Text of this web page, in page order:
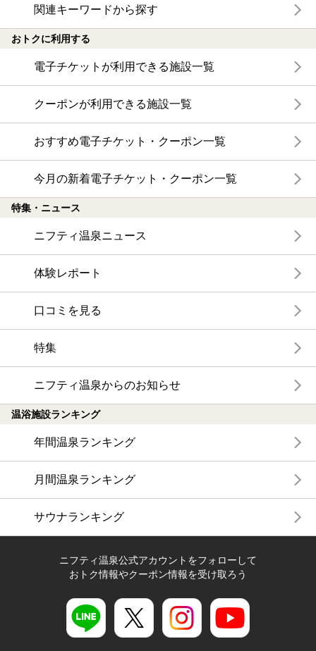
関連キーワードから探す
おトクに利用する
電子チケットが利用できる施設一覧
クーポンが利用できる施設一覧
おすすめ電子チケット・クーポン一覧
今月の新着電子チケット・クーポン一覧
特集・ニュース
ニフティ温泉ニュース
体験レポート
口コミを見る
特集
ニフティ温泉からのお知らせ
温浴施設ランキング
年間温泉ランキング
月間温泉ランキング
サウナランキング
ニフティ温泉公式アカウントをフォローして
おトク情報やクーポン情報を受け取ろう